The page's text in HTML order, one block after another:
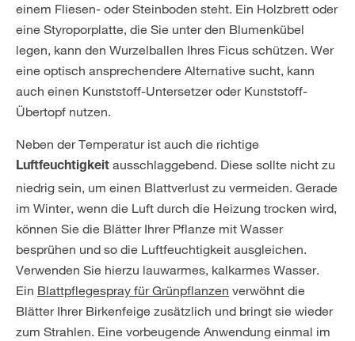
einem Fliesen- oder Steinboden steht. Ein Holzbrett oder
eine Styroporplatte, die Sie unter den Blumenkübel
legen, kann den Wurzelballen Ihres Ficus schützen. Wer
eine optisch ansprechendere Alternative sucht, kann
auch einen Kunststoff-Untersetzer oder Kunststoff-
Übertopf nutzen.
Neben der Temperatur ist auch die richtige
Luftfeuchtigkeit ausschlaggebend. Diese sollte nicht zu
niedrig sein, um einen Blattverlust zu vermeiden. Gerade
im Winter, wenn die Luft durch die Heizung trocken wird,
können Sie die Blätter Ihrer Pflanze mit Wasser
besprühen und so die Luftfeuchtigkeit ausgleichen.
Verwenden Sie hierzu lauwarmes, kalkarmes Wasser.
Ein Blattpflegespray für Grünpflanzen verwöhnt die
Blätter Ihrer Birkenfeige zusätzlich und bringt sie wieder
zum Strahlen. Eine vorbeugende Anwendung einmal im